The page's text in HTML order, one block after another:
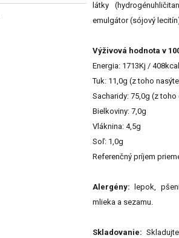
látky
emulgátor (sójový
Výživová hodnota v
Energia: 1713Kj / 408kcal
Tuk: 11,0g (z toho
Sacharidy: 75,0g (z toho
Bielkoviny: 7,0g
Vláknina: 4,5g
Soľ: 1,0g
Referenčný príjem
Alergény: lepok,
mlieka a sezamu.
Skladovanie: